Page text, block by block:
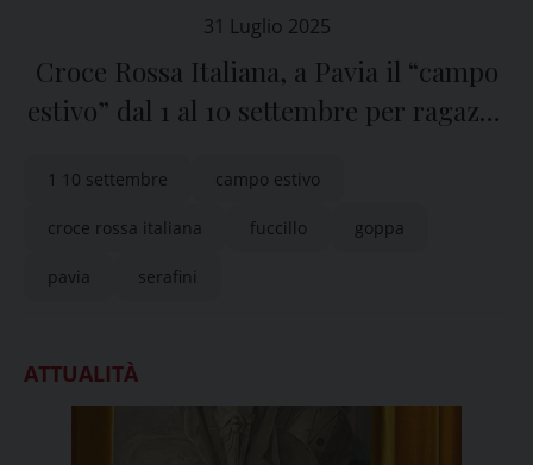
31 Luglio 2025
Croce Rossa Italiana, a Pavia il “campo
estivo” dal 1 al 10 settembre per ragazze
1 10 settembre campo estivo
croce rossa italiana fuccillo goppa
pavia serafini
ATTUALITÀ